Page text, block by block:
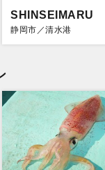
SHINSEIMARU
静岡市／清水港